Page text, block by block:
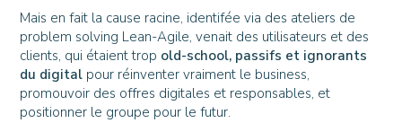
Mais en fait la cause racine, identifée via des ateliers de
problem solving Lean-Agile, venait des utilisateurs et des
clients, qui étaient trop old-school, passifs et ignorants
du digital pour réinventer vraiment le business,
promouvoir des offres digitales et responsables, et
positionner le groupe pour le futur.